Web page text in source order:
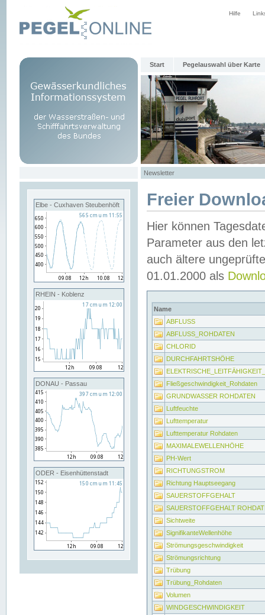
Hilfe
Start Pegelauswahl über Karte
Newsletter
Elbe - Cuxhaven Steubenhöft
RHEIN - Koblenz
DONAU - Passau
ODER - Eisenhüttenstadt
Freier
Hier können
Parameter aus den
auch ältere
01.01.2000 als
Name
ABFLUSS
ABFLUSS_ROHDATEN
CHLORID
DURCHFAHRTSHÖHE
Fließgeschwindigkeit_Rohdaten
GRUNDWASSER ROHDATEN
Luftfeuchte
Lufttemperatur
Lufttemperatur Rohdaten
MAXIMALEWELLENHÖHE
PH-Wert
RICHTUNGSTROM
Richtung Hauptseegang
SAUERSTOFFGEHALT
SAUERSTOFFGEHALT
Sichtweite
SignifikanteWellenhöhe
Strömungsgeschwindigkeit
Strömungsrichtung
Trübung
Trübung_Rohdaten
Volumen
WINDGESCHWINDIGKEIT